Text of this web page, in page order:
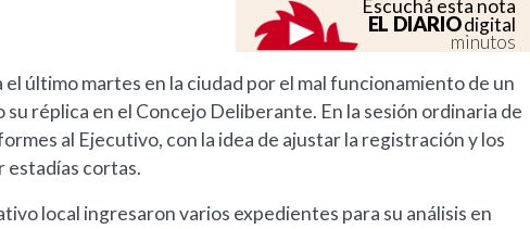
Escuchá esta nota
EL DIARIOdigital
minutos
último martes en la ciudad por el mal funcionamiento de un
réplica en el Concejo Deliberante. En la sesión ordinaria de
al Ejecutivo, con la idea de ajustar la registración y los
estadías cortas.
local ingresaron varios expedientes para su análisis en